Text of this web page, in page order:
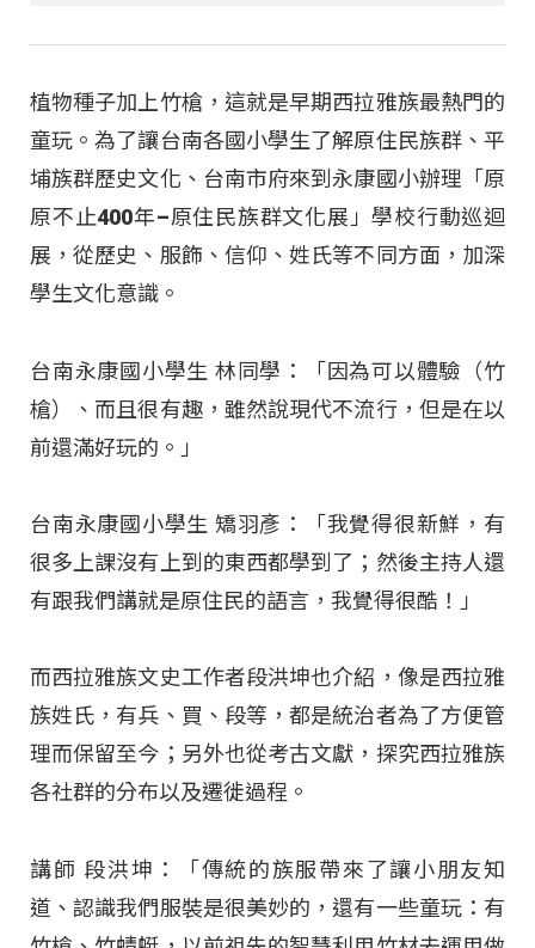
植物種子加上竹槍，這就是早期西拉雅族最熱門的
童玩。為了讓台南各國小學生了解原住民族群、平
埔族群歷史文化、台南市府來到永康國小辦理「原
原不止400年–原住民族群文化展」學校行動巡迴
展，從歷史、服飾、信仰、姓氏等不同方面，加深
學生文化意識。
台南永康國小學生 林同學：「因為可以體驗（竹
槍）、而且很有趣，雖然說現代不流行，但是在以
前還滿好玩的。」
台南永康國小學生 矯羽彥：「我覺得很新鮮，有
很多上課沒有上到的東西都學到了；然後主持人還
有跟我們講就是原住民的語言，我覺得很酷！」
而西拉雅族文史工作者段洪坤也介紹，像是西拉雅
族姓氏，有兵、買、段等，都是統治者為了方便管
理而保留至今；另外也從考古文獻，探究西拉雅族
各社群的分布以及遷徙過程。
講師 段洪坤：「傳統的族服帶來了讓小朋友知
道、認識我們服裝是很美妙的，還有一些童玩：有